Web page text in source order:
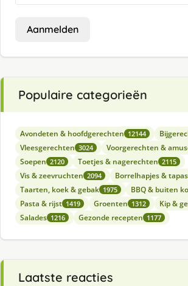
Aanmelden
Populaire categorieën
Avondeten & hoofdgerechten 12144
Vleesgerechten 3024 Voorgerechten &
Soepen 2120 Toetjes & nagerechten 2115
Vis & zeevruchten 2094 Borrelhapjes & tapas
Taarten, koek & gebak 1975 BBQ & buiten
Pasta & rijst 1419 Groenten 1312 Kip &
Salades 1216 Gezonde recepten 1177
Laatste reacties